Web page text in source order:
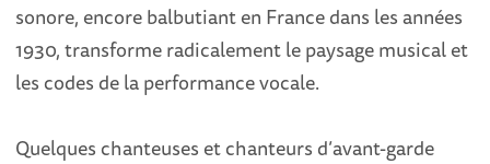
sonore, encore balbutiant en France dans les années
1930, transforme radicalement le paysage musical et
les codes de la performance vocale.
Quelques chanteuses et chanteurs d’avant-garde